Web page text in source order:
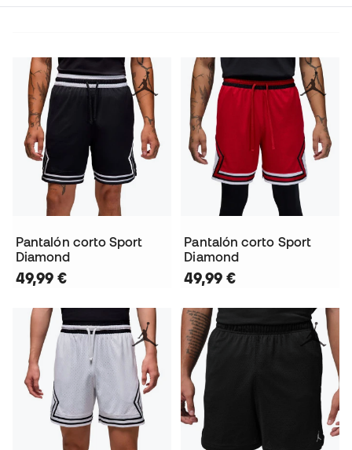
Pantalón corto Sport
Diamond
49,99 €
Pantalón corto Sport
Diamond
49,99 €